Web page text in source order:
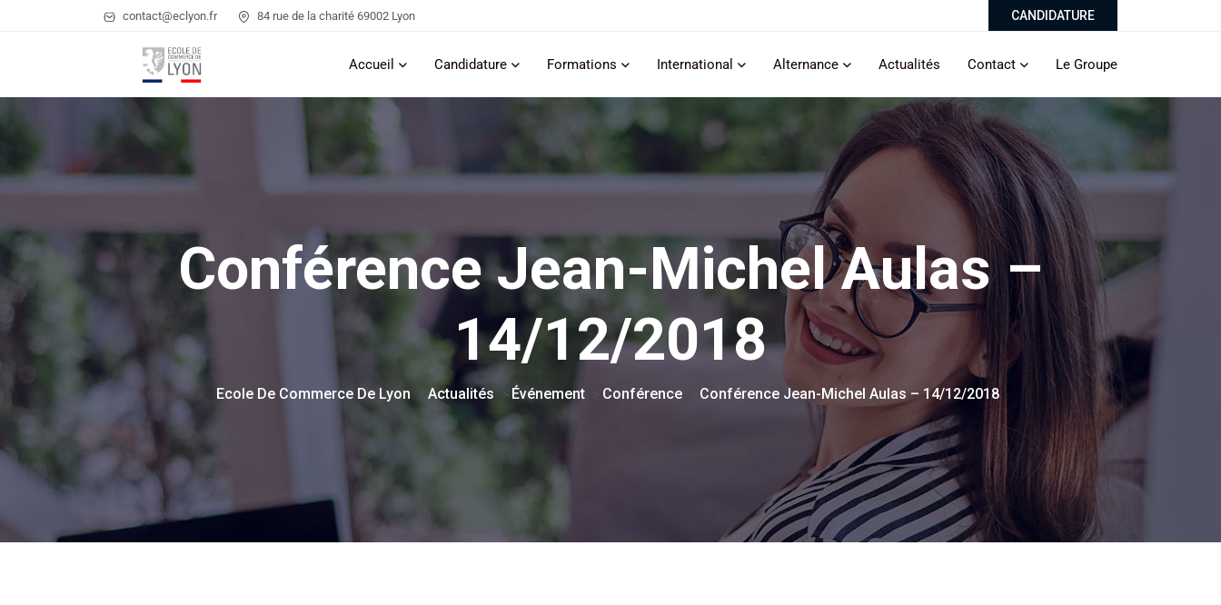
contact@eclyon.fr 84 rue de la charité 69002 Lyon CANDIDATURE
Accueil Candidature Formations International Alternance Actualités Contact Le Groupe
Conférence Jean-Michel Aulas –
14/12/2018
Ecole De Commerce De Lyon Actualités > Événement Conférence Conférence Jean-Michel Aulas – 14/12/2018